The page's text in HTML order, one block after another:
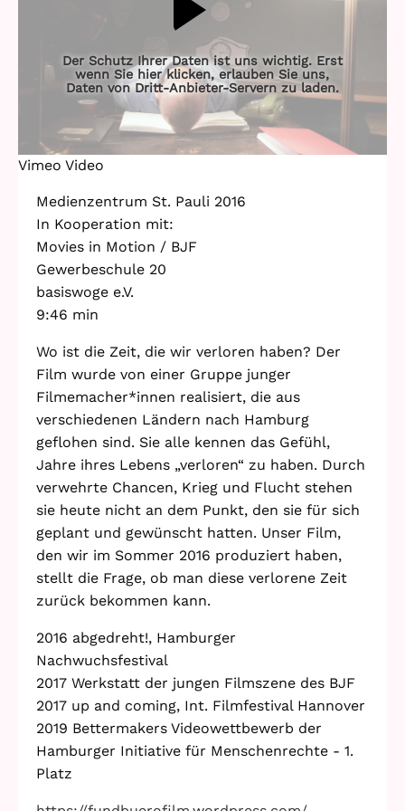
Raumvermietung
Auszeichnungen
Jobs + Praktika
Förderverein
Förderer
Ferienprogramm
Beratung +
ADEBAR
starK
IBiS
Offene Sozial- und
Behördenberatung
Big Point
Mieter helfern
Mietern
für Fragen zur
Erziehung
Gefährliche Orte
Kölibri
Stadtteilarbeit
Medienzentrum
Stadtteiltheater
Küchenkonzerte
GWA St. Pauli e.V.
Gemeinwesenarbeit | Kulturarbeit | Sozialarbeit
Hein-Köllisch-Platz 11 + 12, 20359 Hamburg
Der Schutz Ihrer Daten ist uns wichtig. Erst
wenn Sie hier klicken, erlauben Sie uns,
Daten von Dritt-Anbieter-Servern zu laden.
Vimeo Video
Medienzentrum St. Pauli 2016
In Kooperation mit:
Movies in Motion / BJF
Gewerbeschule 20
basiswoge e.V.
9:46 min
Wo ist die Zeit, die wir verloren haben? Der
Film wurde von einer Gruppe junger
Filmemacher*innen realisiert, die aus
verschiedenen Ländern nach Hamburg
geflohen sind. Sie alle kennen das Gefühl,
Jahre ihres Lebens „verloren“ zu haben. Durch
verwehrte Chancen, Krieg und Flucht stehen
sie heute nicht an dem Punkt, den sie für sich
geplant und gewünscht hatten. Unser Film,
den wir im Sommer 2016 produziert haben,
stellt die Frage, ob man diese verlorene Zeit
zurück bekommen kann.
2016 abgedreht!, Hamburger
Nachwuchsfestival
2017 Werkstatt der jungen Filmszene des BJF
2017 up and coming, Int. Filmfestival Hannover
2019 Bettermakers Videowettbewerb der
Hamburger Initiative für Menschenrechte - 1.
Platz